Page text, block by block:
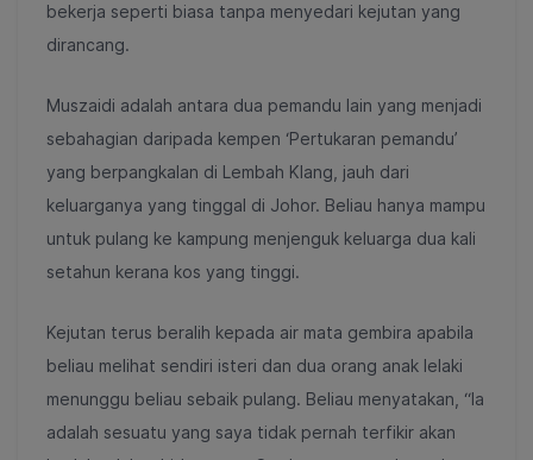
bekerja seperti biasa tanpa menyedari kejutan yang
dirancang.
Muszaidi adalah antara dua pemandu lain yang menjadi
sebahagian daripada kempen ‘Pertukaran pemandu’
yang berpangkalan di Lembah Klang, jauh dari
keluarganya yang tinggal di Johor. Beliau hanya mampu
untuk pulang ke kampung menjenguk keluarga dua kali
setahun kerana kos yang tinggi.
Kejutan terus beralih kepada air mata gembira apabila
beliau melihat sendiri isteri dan dua orang anak lelaki
menunggu beliau sebaik pulang. Beliau menyatakan, “Ia
adalah sesuatu yang saya tidak pernah terfikir akan